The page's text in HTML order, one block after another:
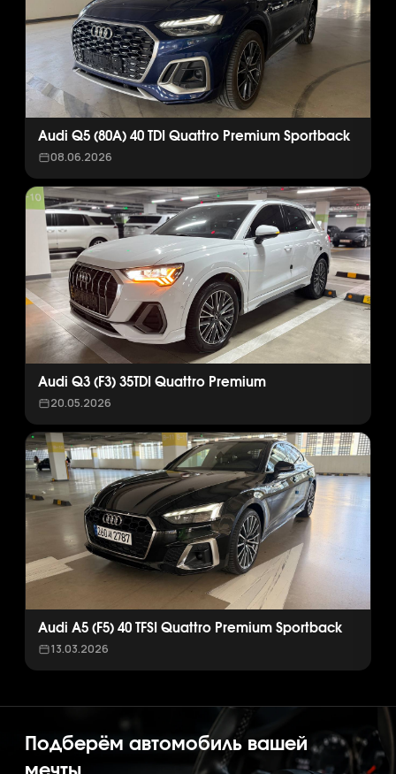
Audi Q5 (80A) 40 TDI Quattro Premium Sportback
08.06.2026
Audi Q3 (F3) 35TDI Quattro Premium
20.05.2026
Audi A5 (F5) 40 TFSI Quattro Premium Sportback
13.03.2026
Подберём автомобиль вашей